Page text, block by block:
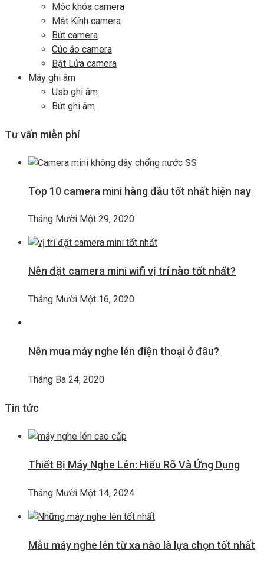
Móc khóa camera
Mắt Kính camera
Bút camera
Cúc áo camera
Bật Lửa camera
Máy ghi âm
Usb ghi âm
Bút ghi âm
Tư vấn miễn phí
Top 10 camera mini hàng đầu tốt nhất hiện nay
Tháng Mười Một 29, 2020
Nên đặt camera mini wifi vị trí nào tốt nhất?
Tháng Mười Một 16, 2020
Nên mua máy nghe lén điện thoại ở đâu?
Tháng Ba 24, 2020
Tin tức
Thiết Bị Máy Nghe Lén: Hiểu Rõ Và Ứng Dụng
Tháng Mười Một 14, 2024
Mẫu máy nghe lén từ xa nào là lựa chọn tốt nhất